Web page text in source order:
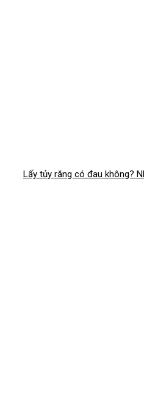
Lấy tủy răng có đau không?